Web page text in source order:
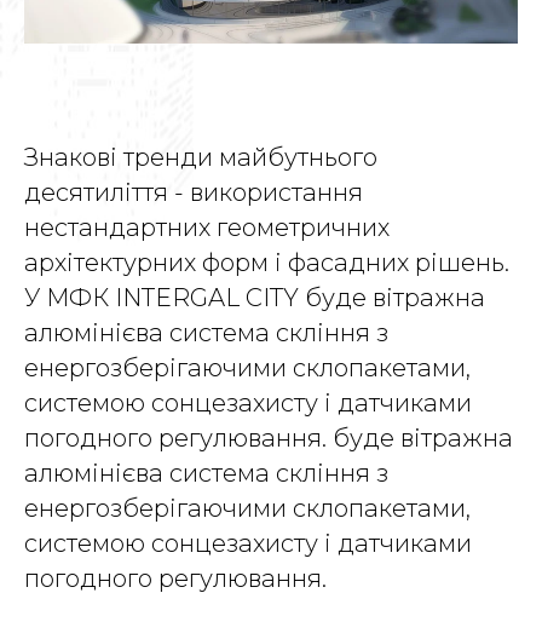
Знакові тренди майбутнього
десятиліття - використання
нестандартних геометричних
архітектурних форм і фасадних рішень.
У МФК INTERGAL CITY буде вітражна
алюмінієва система скління з
енергозберігаючими склопакетами,
системою сонцезахисту і датчиками
погодного регулювання. буде вітражна
алюмінієва система скління з
енергозберігаючими склопакетами,
системою сонцезахисту і датчиками
погодного регулювання.